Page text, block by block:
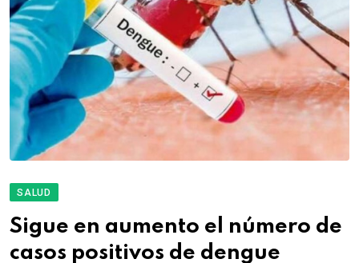
SALUD
Sigue en aumento el número de
casos positivos de dengue